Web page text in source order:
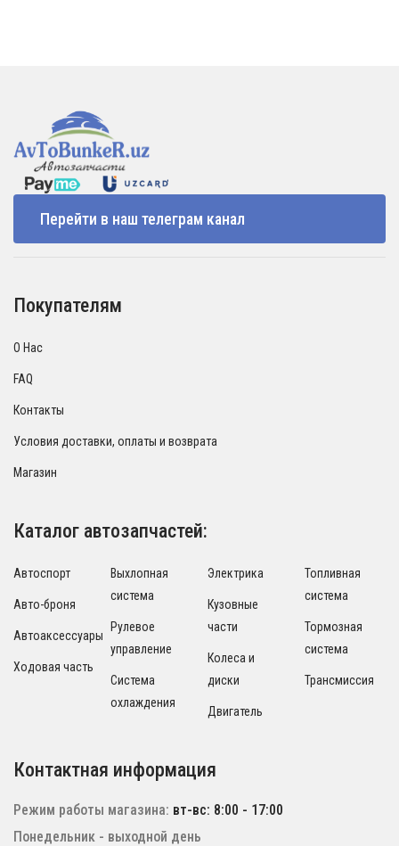
Перейти в наш телеграм канал
Покупателям
О Нас
FAQ
Контакты
Условия доставки, оплаты и возврата
Магазин
Каталог автозапчастей:
Автоспорт
Авто-броня
Автоаксессуары
Ходовая часть
Выхлопная
система
Рулевое
управление
Система
охлаждения
Электрика
Кузовные
части
Колеса и
диски
Двигатель
Топливная
система
Тормозная
система
Трансмиссия
Контактная информация
Режим работы магазина: вт-вс: 8:00 - 17:00
Понедельник - выходной день